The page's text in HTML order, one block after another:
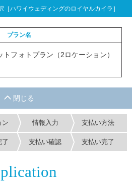
［ハワイウェディングのロイヤルカイラ］
プラン名
フォトプラン（2ロケーション）
ン 情報入力 支払い方法
了 支払い確認 支払い完了